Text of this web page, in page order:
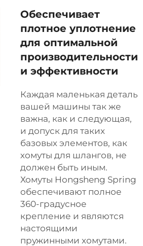
Обеспечивает
плотное уплотнение
для оптимальной
производительности
и эффективности
Каждая маленькая деталь
вашей машины так же
важна, как и следующая,
и допуск для таких
базовых элементов, как
хомуты для шлангов, не
должен быть иным.
Хомуты Hongsheng Spring
обеспечивают полное
360-градусное
крепление и являются
настоящими
пружинными хомутами.